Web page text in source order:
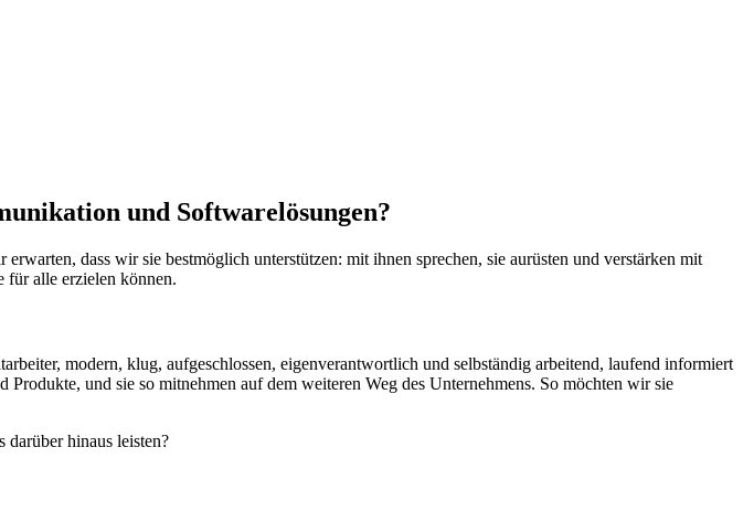
und Softwarelösungen?
dass wir sie bestmöglich unterstützen: mit ihnen sprechen, sie aurüsten und verstärken mit
für alle erzielen können.
modern, klug, aufgeschlossen, eigenverantwortlich und selbständig arbeitend, laufend informiert
und sie so mitnehmen auf dem weiteren Weg des Unternehmens. So möchten wir sie
hinaus leisten?